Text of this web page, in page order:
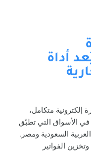
أداة
إلكترونية متكامل،
الأسواق التي تطبّق
العربية السعودية ومصر.
الفواتير